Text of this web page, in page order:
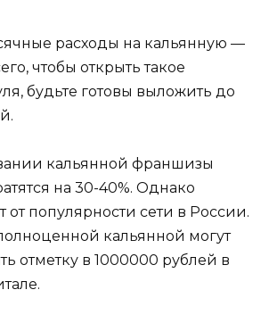
расходы на кальянную —
чтобы открыть такое
будьте готовы выложить до
кальянной франшизы
на 30-40%. Однако
от популярности сети в России.
кальянной могут
отметку в 1000000 рублей в